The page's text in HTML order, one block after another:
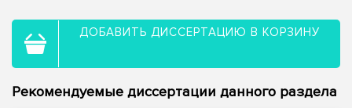
ДОБАВИТЬ ДИССЕРТАЦИЮ В КОРЗИНУ
Рекомендуемые диссертации данного раздела